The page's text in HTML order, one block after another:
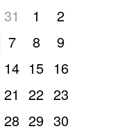
31 1
2
7 8
9
14 15 16
21 22 23
28 29 30